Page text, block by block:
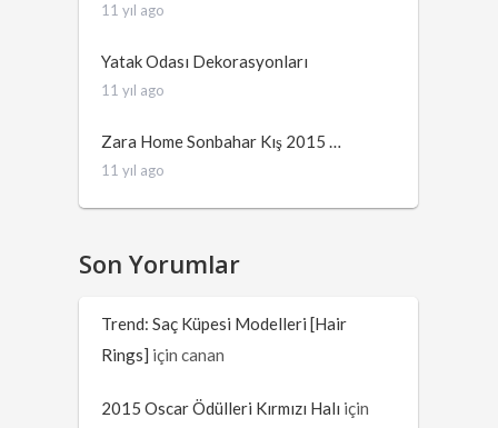
11 yıl ago
Yatak Odası Dekorasyonları
11 yıl ago
Zara Home Sonbahar Kış 2015 …
11 yıl ago
Son Yorumlar
Trend: Saç Küpesi Modelleri [Hair
Rings] içincanan
2015 Oscar Ödülleri Kırmızı Halı için